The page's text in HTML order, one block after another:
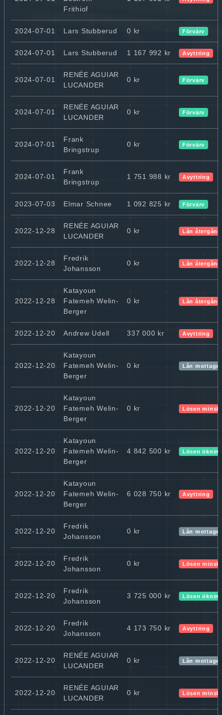
Frithiof
2024-07-01 Lars Stubberud 0 kr Förvärv
2024-07-01 Lars Stubberud 1 167 992 kr Avyttring
2024-07-01
RENÉE AGUIAR
LUCANDER
0 kr Förvärv
2024-07-01
RENÉE AGUIAR
LUCANDER
0 kr Förvärv
2024-07-01
Frank
Bringstrup
0 kr Förvärv
2024-07-01
Frank
Bringstrup
1 751 988 kr Avyttring
2023-07-03 Elmar Schnee 1 092 825 kr Förvärv
2022-12-28
RENÉE AGUIAR
LUCANDER
0 kr Lån
2022-12-28
Fredrik
Johansson
0 kr Lån
2022-12-28
Katayoun
Fatemeh Welin-
Berger
0 kr Lån
2022-12-20 Andrew Udell 337 000 kr Avyttring
2022-12-20
Katayoun
Fatemeh Welin-
Berger
0 kr Lån mottaget
2022-12-20
Katayoun
Fatemeh Welin-
Berger
0 kr Lösen
2022-12-20
Katayoun
Fatemeh Welin-
Berger
4 842 500 kr Lösen
2022-12-20
Katayoun
Fatemeh Welin-
Berger
6 028 750 kr Avyttring
2022-12-20
Fredrik
Johansson
0 kr Lån mottaget
2022-12-20
Fredrik
Johansson
0 kr Lösen
2022-12-20
Fredrik
Johansson
3 725 000 kr Lösen
2022-12-20
Fredrik
Johansson
4 173 750 kr Avyttring
2022-12-20
RENÉE AGUIAR
LUCANDER
0 kr Lån mottaget
2022-12-20
RENÉE AGUIAR
LUCANDER
0 kr Lösen